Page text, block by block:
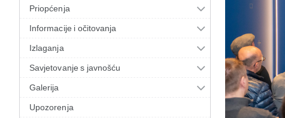
Priopćenja
Informacije i očitovanja
Izlaganja
Savjetovanje s javnošću
Galerija
Upozorenja